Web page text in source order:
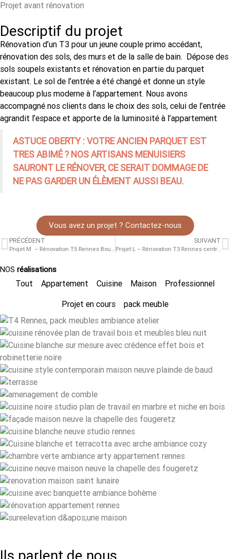
Projet avant rénovation
Descriptif du projet
Rénovation d’un T3 pour un jeune couple primo accédant,
rénovation des sols, des murs et de la salle de bain. Dépose des
sols soupels existants et rénovation en partie du parquet
existant. Le sol de l’entrée a été changé et donne un style
beaucoup plus moderne à l’appartement. Nous avons
accompagné nos clients dans le choix des sols, celui de l’entrée
agrandit l’espace et apporte de la luminosité à l’appartement
ASTUCE OBERTY : VOTRE ANCIEN PARQUET EST
TRES ABIMÉ ? NOS ARTISANS MENUISIERS
SAURONT LE RÉNOVER, CE SERAIT DOMMAGE DE
NE PAS GARDER UN ÉLÈMENT AUSSI BEAU.
Vous avez un projet ? Contactez-nous
PRÉCÉDENT
Projet M – Rénovation T5 Rennes Bourg L’Evesque
SUIVANT
Projet L – Rénovation T3 Rennes centre-ville
NOS réalisations
Tout Appartement Cuisine Maison Professionnel
Projet en cours pack meuble